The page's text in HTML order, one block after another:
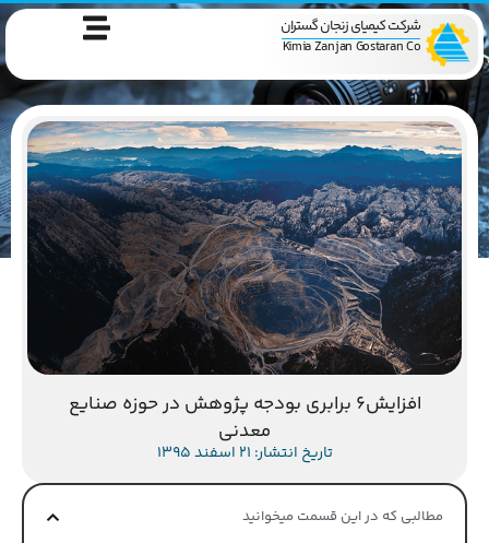
شرکت کیمیای زنجان گستران
Kimia Zanjan Gostaran Co
افزایش۶ برابری بودجه پژوهش در حوزه صنایع
معدنی
تاریخ انتشار: 21 اسفند 1395
مطالبی که در این قسمت میخوانید